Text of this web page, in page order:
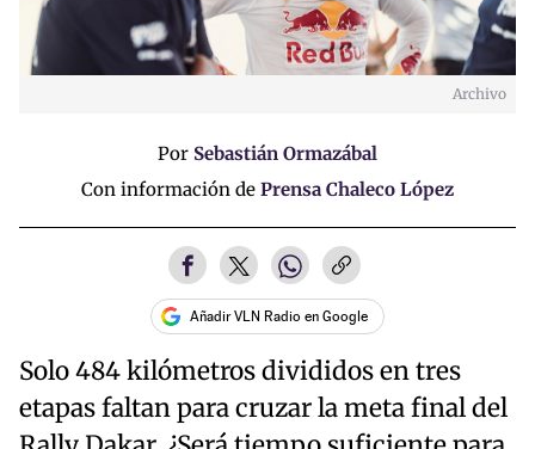
Archivo
Por Sebastián Ormazábal
Con información de Prensa Chaleco López
Añadir VLN Radio en Google
Solo 484 kilómetros divididos en tres
etapas faltan para cruzar la meta final del